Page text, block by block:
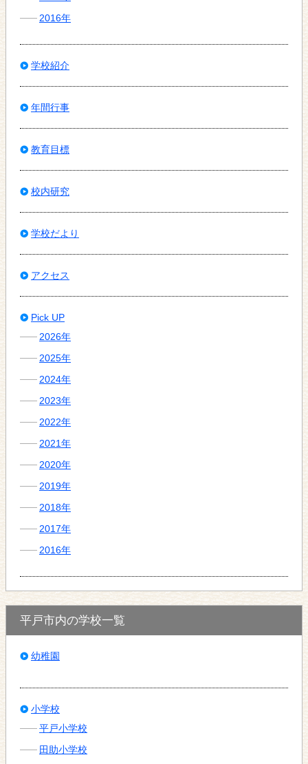
2016年
学校紹介
年間行事
教育目標
校内研究
学校だより
アクセス
Pick UP
2026年
2025年
2024年
2023年
2022年
2021年
2020年
2019年
2018年
2017年
2016年
平戸市内の学校一覧
幼稚園
小学校
平戸小学校
田助小学校